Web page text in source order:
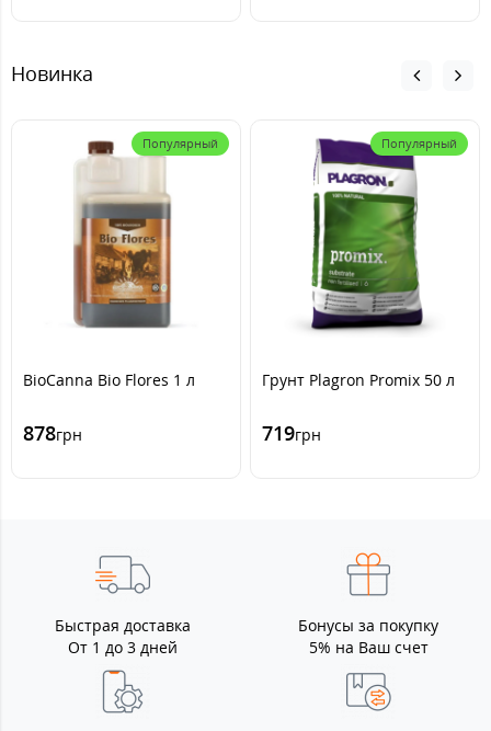
Новинка
Популярный
BioCanna Bio Flores 1 л
878грн
Популярный
Грунт Plagron Promix 50 л
719грн
Быстрая доставка
От 1 до 3 дней
Бонусы за покупку
5% на Ваш счет